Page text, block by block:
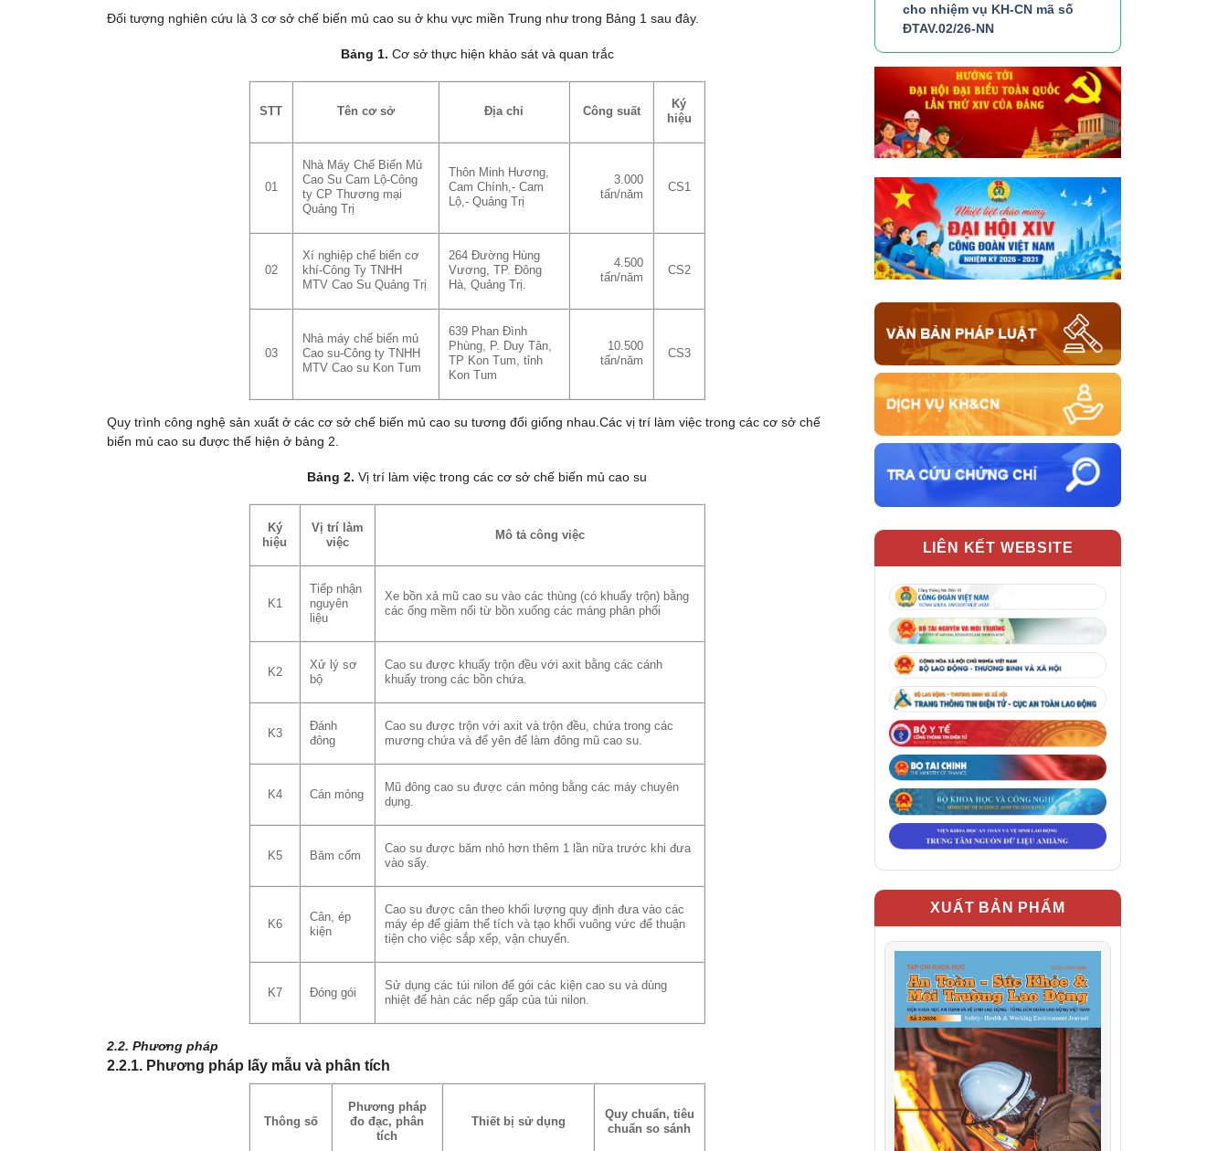
Đối tượng nghiên cứu là 3 cơ sở chế biến mủ cao su ở khu vực miền Trung như trong Bảng 1 sau đây.
Bảng 1. Cơ sở thực hiện khảo sát và quan trắc
STT Tên cơ sở Địa chỉ Công suất
Ký
hiệu
01
Nhà Máy Chế Biến Mủ
Cao Su Cam Lộ-Công
ty CP Thương mại
Quảng Trị
Thôn Minh Hương,
Cam Chính,- Cam
Lộ,- Quảng Trị
3.000
tấn/năm
CS1
02
Xí nghiệp chế biến cơ
khí-Công Ty TNHH
MTV Cao Su Quảng Trị
264 Đường Hùng
Vương, TP. Đông
Hà, Quảng Trị.
4.500
tấn/năm
CS2
03
Nhà máy chế biến mủ
Cao su-Công ty TNHH
MTV Cao su Kon Tum
639 Phan Đình
Phùng, P. Duy Tân,
TP Kon Tum, tỉnh
Kon Tum
10.500
tấn/năm
CS3
Quy trình công nghệ sản xuất ở các cơ sở chế biến mủ cao su tương đối giống nhau.Các vị trí làm việc trong các cơ sở chế
biến mủ cao su được thể hiện ở bảng 2.
Bảng 2. Vị trí làm việc trong các cơ sở chế biến mủ cao su
Ký
hiệu
Vị trí làm
việc
Mô tả công việc
K1
Tiếp nhận
nguyên
liệu
Xe bồn xả mũ cao su vào các thùng (có khuấy trộn) bằng
các ống mềm nối từ bồn xuống các máng phân phối
K2
Xử lý sơ
bộ
Cao su được khuấy trộn đều với axit bằng các cánh
khuấy trong các bồn chứa.
K3
Đánh
đông
Cao su được trộn với axit và trộn đều, chứa trong các
mương chứa và để yên để làm đông mũ cao su.
K4 Cán mỏng
Mũ đông cao su được cán mỏng bằng các máy chuyên
dụng.
K5 Băm cốm
Cao su được băm nhỏ hơn thêm 1 lần nữa trước khi đưa
vào sấy.
K6
Cân, ép
kiện
Cao su được cân theo khối lượng quy định đưa vào các
máy ép để giảm thể tích và tạo khối vuông vức để thuận
tiện cho việc sắp xếp, vận chuyển.
K7 Đóng gói
Sử dụng các túi nilon để gói các kiện cao su và dùng
nhiệt để hàn các nếp gấp của túi nilon.
2.2. Phương pháp
2.2.1. Phương pháp lấy mẫu và phân tích
Thông số
Phương pháp
đo đạc, phân
tích
Thiết bị sử dụng
Quy chuẩn, tiêu
chuẩn so sánh
cho nhiệm vụ KH-CN mã số
ĐTAV.02/26-NN
LIÊN KẾT WEBSITE
XUẤT BẢN PHẨM